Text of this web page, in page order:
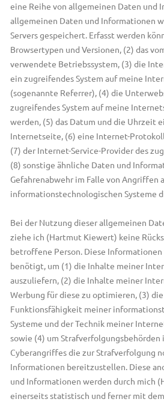
eine Reihe von allgemeinen Daten und
allgemeinen Daten und Informationen
Servers gespeichert. Erfasst werden
Browsertypen und Versionen, (2) das
verwendete Betriebssystem, (3) die
ein zugreifendes System auf meine
(sogenannte Referrer), (4) die
zugreifendes System auf meine
werden, (5) das Datum und die Uhrzeit
Internetseite, (6) eine Internet-
(7) der Internet-Service-Provider des
(8) sonstige ähnliche Daten und
Gefahrenabwehr im Falle von Angriffen
informationstechnologischen Systeme
Bei der Nutzung dieser allgemeinen
ziehe ich (Hartmut Kiewert) keine
betroffene Person. Diese
benötigt, um (1) die Inhalte meiner
auszuliefern, (2) die Inhalte meiner
Werbung für diese zu optimieren, (3)
Funktionsfähigkeit meiner
Systeme und der Technik meiner
sowie (4) um Strafverfolgungsbehörden
Cyberangriffes die zur Strafverfolgung
Informationen bereitzustellen. Diese
und Informationen werden durch mich
einerseits statistisch und ferner mit